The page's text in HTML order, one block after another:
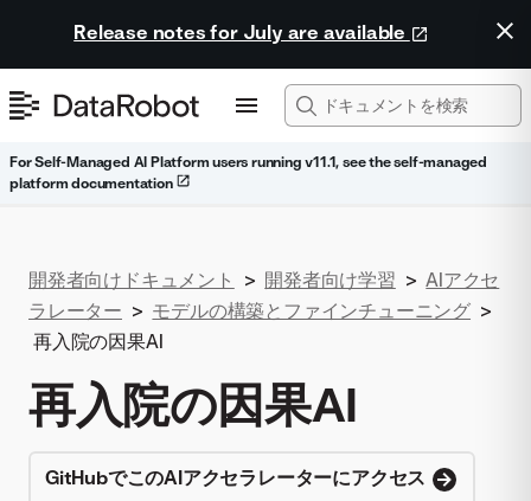
Release notes for July are available
For Self-Managed AI Platform users running v11.1, see the self-managed
platform documentation
開発者向けドキュメント > 開発者向け学習 > AIアクセ
ラレーター > モデルの構築とファインチューニング >
再入院の因果AI
再入院の因果AI
GitHubでこのAIアクセラレーターにアクセス